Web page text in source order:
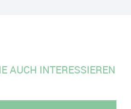
AUCH INTERESSIEREN